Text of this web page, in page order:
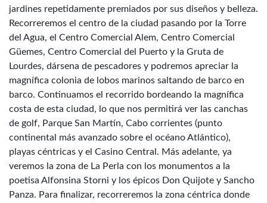
jardines repetidamente premiados por sus diseños y belleza.
Recorreremos el centro de la ciudad pasando por la Torre
del Agua, el Centro Comercial Alem, Centro Comercial
Güemes, Centro Comercial del Puerto y la Gruta de
Lourdes, dársena de pescadores y podremos apreciar la
magnífica colonia de lobos marinos saltando de barco en
barco. Continuamos el recorrido bordeando la magnífica
costa de esta ciudad, lo que nos permitirá ver las canchas
de golf, Parque San Martín, Cabo corrientes (punto
continental más avanzado sobre el océano Atlántico),
playas céntricas y el Casino Central. Más adelante, ya
veremos la zona de La Perla con los monumentos a la
poetisa Alfonsina Storni y los épicos Don Quijote y Sancho
Panza. Para finalizar, recorreremos la zona céntrica donde